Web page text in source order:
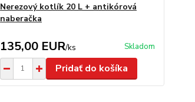
Nerezový kotlík 20 L + antikórová
naberačka
135,00 EUR/ks Skladom
Pridať do košíka